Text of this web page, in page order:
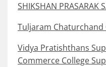
SHIKSHAN PRASARAK
Tuljaram Chaturchand
Vidya Pratishthans
Commerce College